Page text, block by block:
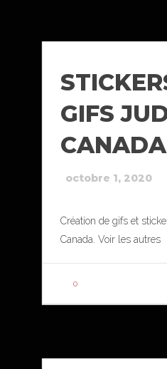
GIFS
CANADA
octobre 1, 2020
Création de gifs et
Canada. Voir les autres
0